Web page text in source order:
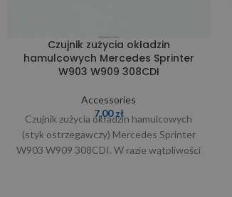
Czujnik zużycia okładzin
hamulcowych Mercedes Sprinter
W903 W909 308CDI
Accessories
7,00zł
Czujnik zużycia okładzin hamulcowych
(styk ostrzegawczy) Mercedes Sprinter
W903 W909 308CDI. W razie wątpliwości